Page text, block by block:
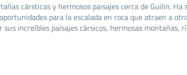
cársticas y hermosos paisajes cerca de Guilin. Ha
para la escalada en roca que atraen a
increíbles paisajes cársicos, hermosas montañas,